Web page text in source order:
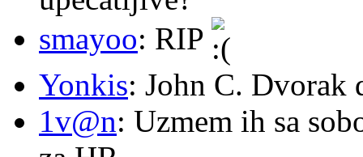
smayoo: RIP
Yonkis: John C. Dvorak
1v@n: Uzmem ih sa